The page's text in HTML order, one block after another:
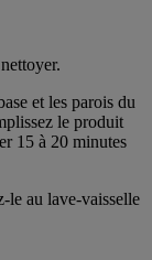
et les parois du
le produit
15 à 20 minutes
le au lave-vaisselle